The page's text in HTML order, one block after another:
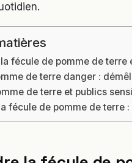
fécule de pomme de terre
de terre danger :
de terre et publics
fécule de pomme de terre